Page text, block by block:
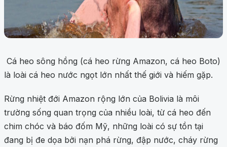
Cá heo sông hồng (cá heo rừng Amazon, cá heo Boto)
là loài cá heo nước ngọt lớn nhất thế giới và hiếm gặp.
Rừng nhiệt đới Amazon rộng lớn của Bolivia là môi
trường sống quan trọng của nhiều loài, từ cá heo đến
chim chóc và báo đốm Mỹ, những loài có sự tồn tại
đang bị đe dọa bởi nạn phá rừng, đập nước, cháy rừng